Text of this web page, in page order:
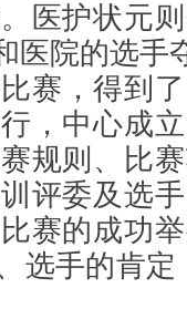
医护状元
医院的选手
赛，得到
，中心成
规则、比
评委及选
赛的成功
选手的肯定